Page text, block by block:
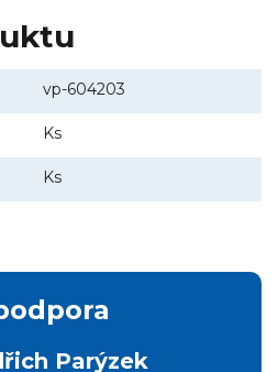
vp-604203
Ks
Ks
Parýzek